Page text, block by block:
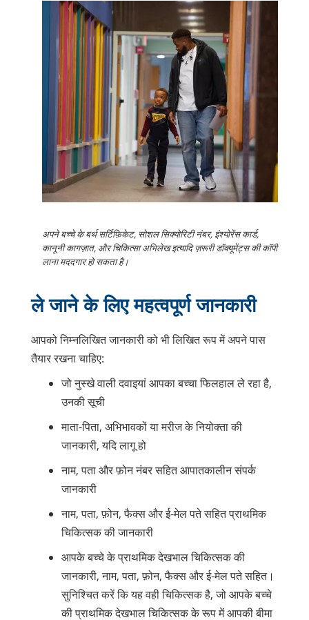
अपने बच्चे के बर्थ सर्टिफ़िकेट, सोशल सिक्योरिटी नंबर, इंश्योरेंस कार्ड,
कानूनी कागज़ात, और चिकित्सा अभिलेख इत्यादि ज़रूरी डॉक्यूमेंट्स की कॉपी
लाना मददगार हो सकता है।
ले जाने के लिए महत्वपूर्ण जानकारी
आपको निम्नलिखित जानकारी को भी लिखित रूप में अपने पास
तैयार रखना चाहिए:
जो नुस्खे वाली दवाइयां आपका बच्चा फिलहाल ले रहा है,
उनकी सूची
माता-पिता, अभिभावकों या मरीज के नियोक्ता की
जानकारी, यदि लागू हो
नाम, पता और फ़ोन नंबर सहित आपातकालीन संपर्क
जानकारी
नाम, पता, फ़ोन, फैक्स और ई-मेल पते सहित प्राथमिक
चिकित्सक की जानकारी
आपके बच्चे के प्राथमिक देखभाल चिकित्सक की
जानकारी, नाम, पता, फ़ोन, फैक्स और ई-मेल पते सहित।
सुनिश्चित करें कि यह वही चिकित्सक है, जो आपके बच्चे
की प्राथमिक देखभाल चिकित्सक के रूप में आपकी बीमा